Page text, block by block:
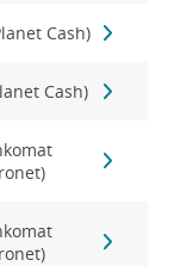
Cash)
Cash)